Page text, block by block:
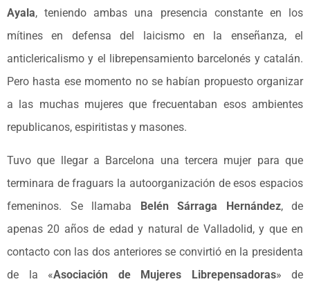
Ayala, teniendo ambas una presencia constante en los
mítines en defensa del laicismo en la enseñanza, el
anticlericalismo y el librepensamiento barcelonés y catalán.
Pero hasta ese momento no se habían propuesto organizar
a las muchas mujeres que frecuentaban esos ambientes
republicanos, espiritistas y masones.
Tuvo que llegar a Barcelona una tercera mujer para que
terminara de fraguars la autoorganización de esos espacios
femeninos. Se llamaba Belén Sárraga Hernández, de
apenas 20 años de edad y natural de Valladolid, y que en
contacto con las dos anteriores se convirtió en la presidenta
de la «Asociación de Mujeres Librepensadoras» de